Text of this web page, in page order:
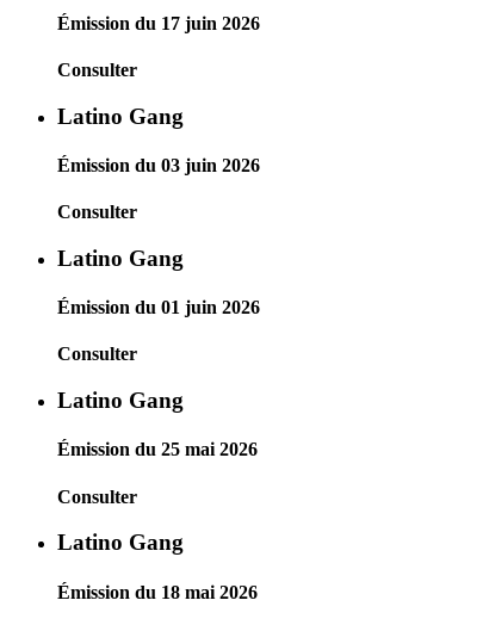
Émission du 17 juin 2026
Consulter
Latino Gang
Émission du 03 juin 2026
Consulter
Latino Gang
Émission du 01 juin 2026
Consulter
Latino Gang
Émission du 25 mai 2026
Consulter
Latino Gang
Émission du 18 mai 2026